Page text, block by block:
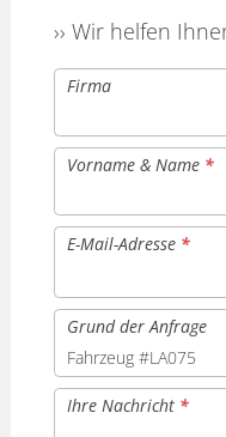
›› Wir helfen
Firma
Vorname & Name *
E-Mail-Adresse *
Grund der Anfrage
Ihre Nachricht *